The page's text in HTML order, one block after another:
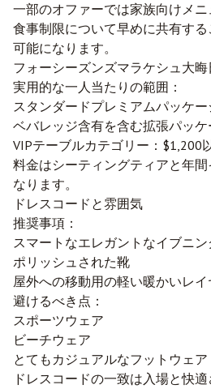
一部のオファーでは家族向けメ
食事制限について早めに共有す
可能になります。
フォーシーズンズマラケシュ大
実用的な一人当たりの範囲：
スタンダードプレミアムパッケ
ベバレッジ含有を含む拡張パッ
VIPテーブルカテゴリー：$1,200
料金はシーティングティアと年
なります。
ドレスコードと雰囲気
推奨事項：
スマートなエレガントなイブニ
ポリッシュされた靴
屋外への移動用の軽い暖かいレイ
避けるべき点：
スポーツウェア
ビーチウェア
とてもカジュアルなフットウェア
ドレスコードの一致は入場と快適